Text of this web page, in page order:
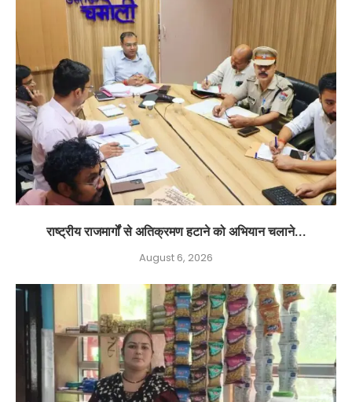
राष्ट्रीय राजमार्गों से अतिक्रमण हटाने को अभियान चलाने...
August 6, 2026